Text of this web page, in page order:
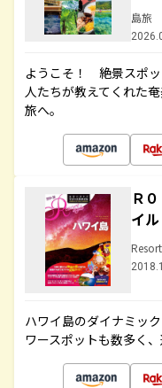
島旅
ようこそ！ 絶景スポッ
人たちが教えてくれた
旅へ。
Ｒ
イ
ハワイ島のダイナミッ
ワースポットも数多く